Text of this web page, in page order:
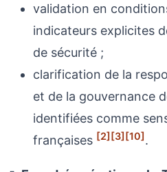
validation en
indicateurs explicites
de sécurité ;
clarification de la
et de la gouvernance
identifiées comme
françaises [2][3][10].